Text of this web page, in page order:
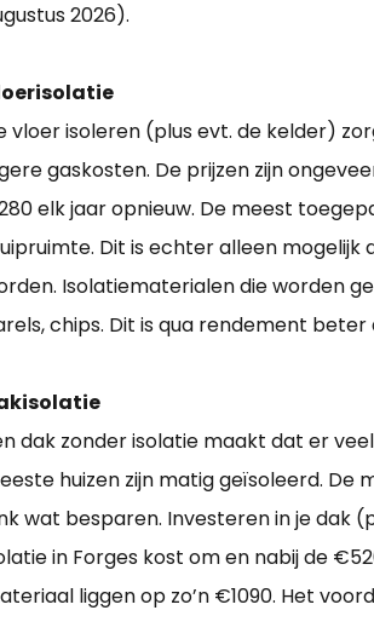
2026).
vloer isoleren (plus evt. de kelder)
gaskosten. De prijzen zijn
elk jaar opnieuw. De meest
Dit is echter alleen
Isolatiematerialen die worden
chips. Dit is qua rendement
dak zonder isolatie maakt dat er
huizen zijn matig geïsoleerd. De
wat besparen. Investeren in je dak
in Forges kost om en nabij de
liggen op zo’n €1090. Het